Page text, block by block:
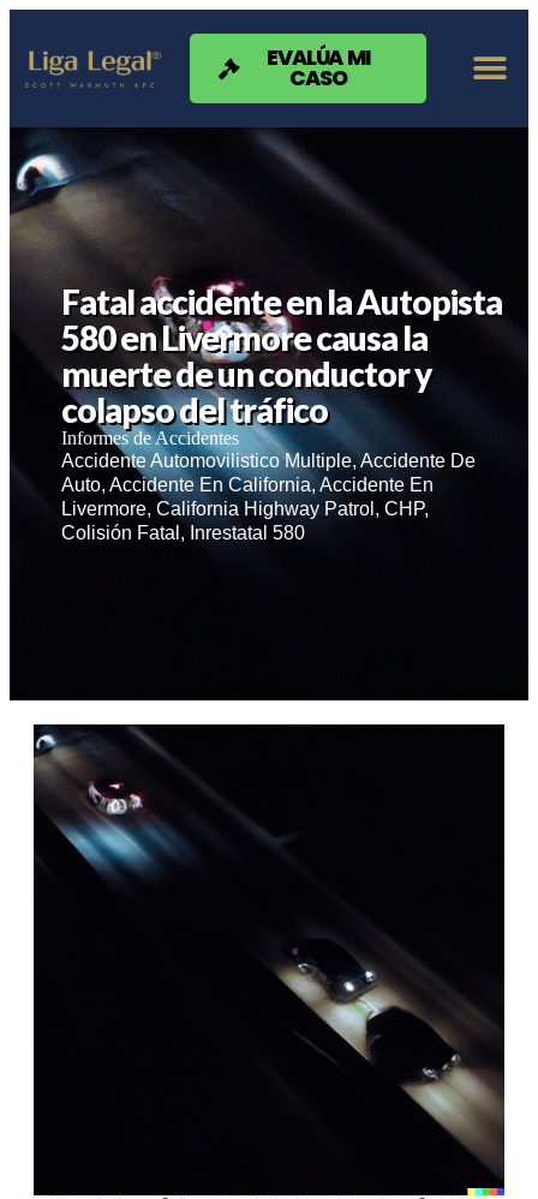
Nota:
sitio
web
sistema
de
accesibilidad.
EVALÚA MI
CASO
Fatal accidente en la Autopista
580 en Livermore causa la
muerte de un conductor y
colapso del tráfico
Informes de Accidentes
Accidente Automovilistico Multiple,Accidente De
Auto,Accidente En California,Accidente En
Livermore,California Highway Patrol ,CHP,
Colisión Fatal ,Inrestatal 580